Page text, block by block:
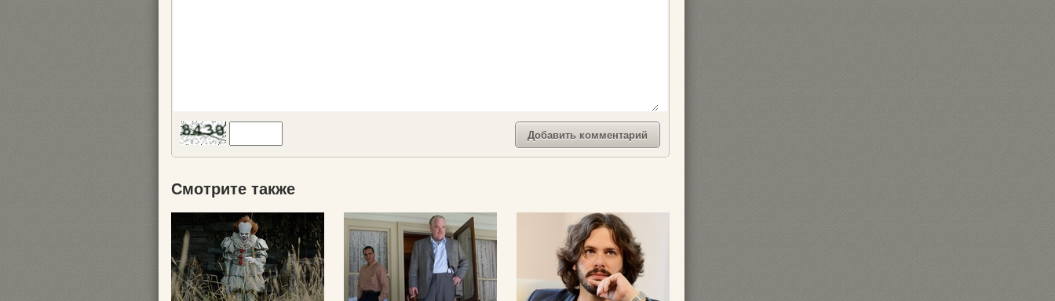
Смотрите также